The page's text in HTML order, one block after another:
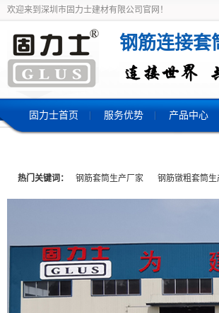
欢迎来到深圳市固力士建材有限公司官网！
钢筋连接套
固力士首页 服务优势 产品中心
热门关键词： 钢筋套筒生产厂家 钢筋镦粗套筒生